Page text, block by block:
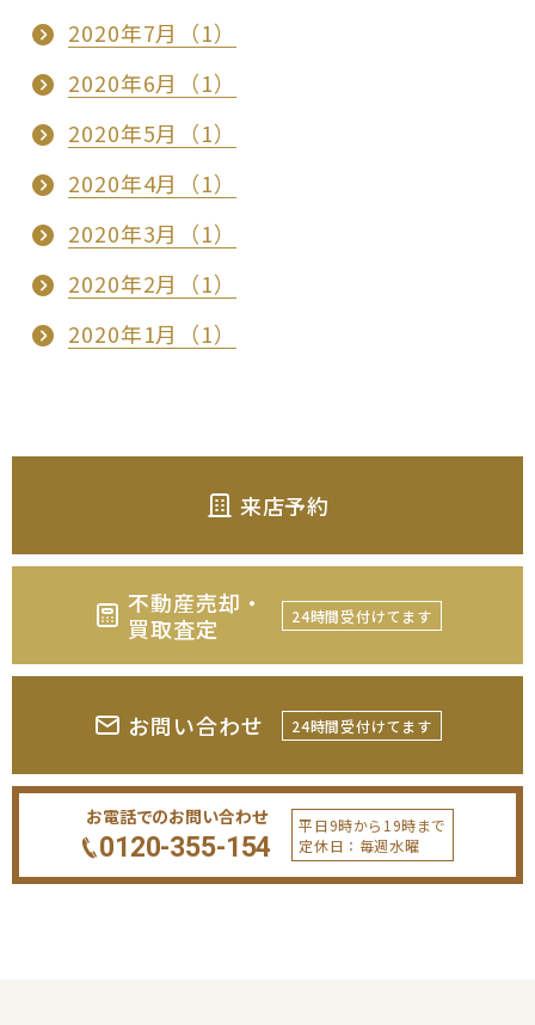
2020年7月（1）
2020年6月（1）
2020年5月（1）
2020年4月（1）
2020年3月（1）
2020年2月（1）
2020年1月（1）
来店予約
不動産売却・
買取査定
24時間受付けてます
お問い合わせ 24時間受付けてます
お電話でのお問い合わせ
0120-355-154
平日9時から19時まで
定休日：毎週水曜